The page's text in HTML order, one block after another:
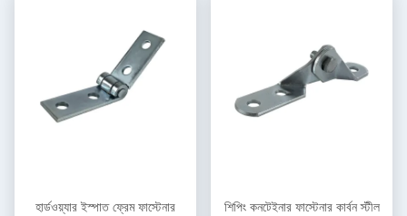
হার্ডওয়্যার ইস্পাত ফ্রেম ফাস্টেনার
শিপিং কনটেইনার ফাস্টেনার কার্বন স্টীল